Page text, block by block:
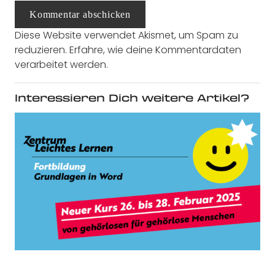
Kommentar abschicken
Diese Website verwendet Akismet, um Spam zu
reduzieren. Erfahre, wie deine Kommentardaten
verarbeitet werden.
Interessieren Dich weitere Artikel?